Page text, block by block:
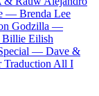
— Brenda Lee
Godzilla —
Billie Eilish
— Dave &
Traduction All I